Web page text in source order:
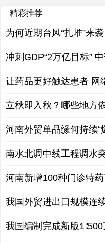
精彩推荐
为何近期台风“扎堆”来
冲刺GDP“2万亿目标”
让药品更好触达患者 网
立秋即入秋？哪些地方
河南外贸单品缘何持续“
南水北调中线工程调水
河南新增100种门诊特
我国外贸进出口规模连
我国编制完成新版